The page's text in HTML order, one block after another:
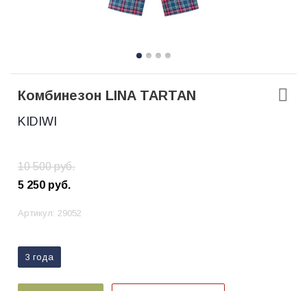
Комбинезон LINA TARTAN
KIDIWI
10 500руб.
5 250 руб.
Артикул: 29052
3 года